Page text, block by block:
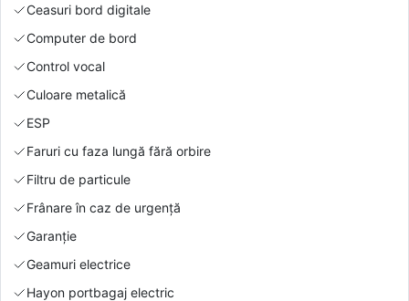
Ceasuri bord digitale
Computer de bord
Control vocal
Culoare metalică
ESP
Faruri cu faza lungă fără orbire
Filtru de particule
Frânare în caz de urgență
Garanție
Geamuri electrice
Hayon portbagaj electric